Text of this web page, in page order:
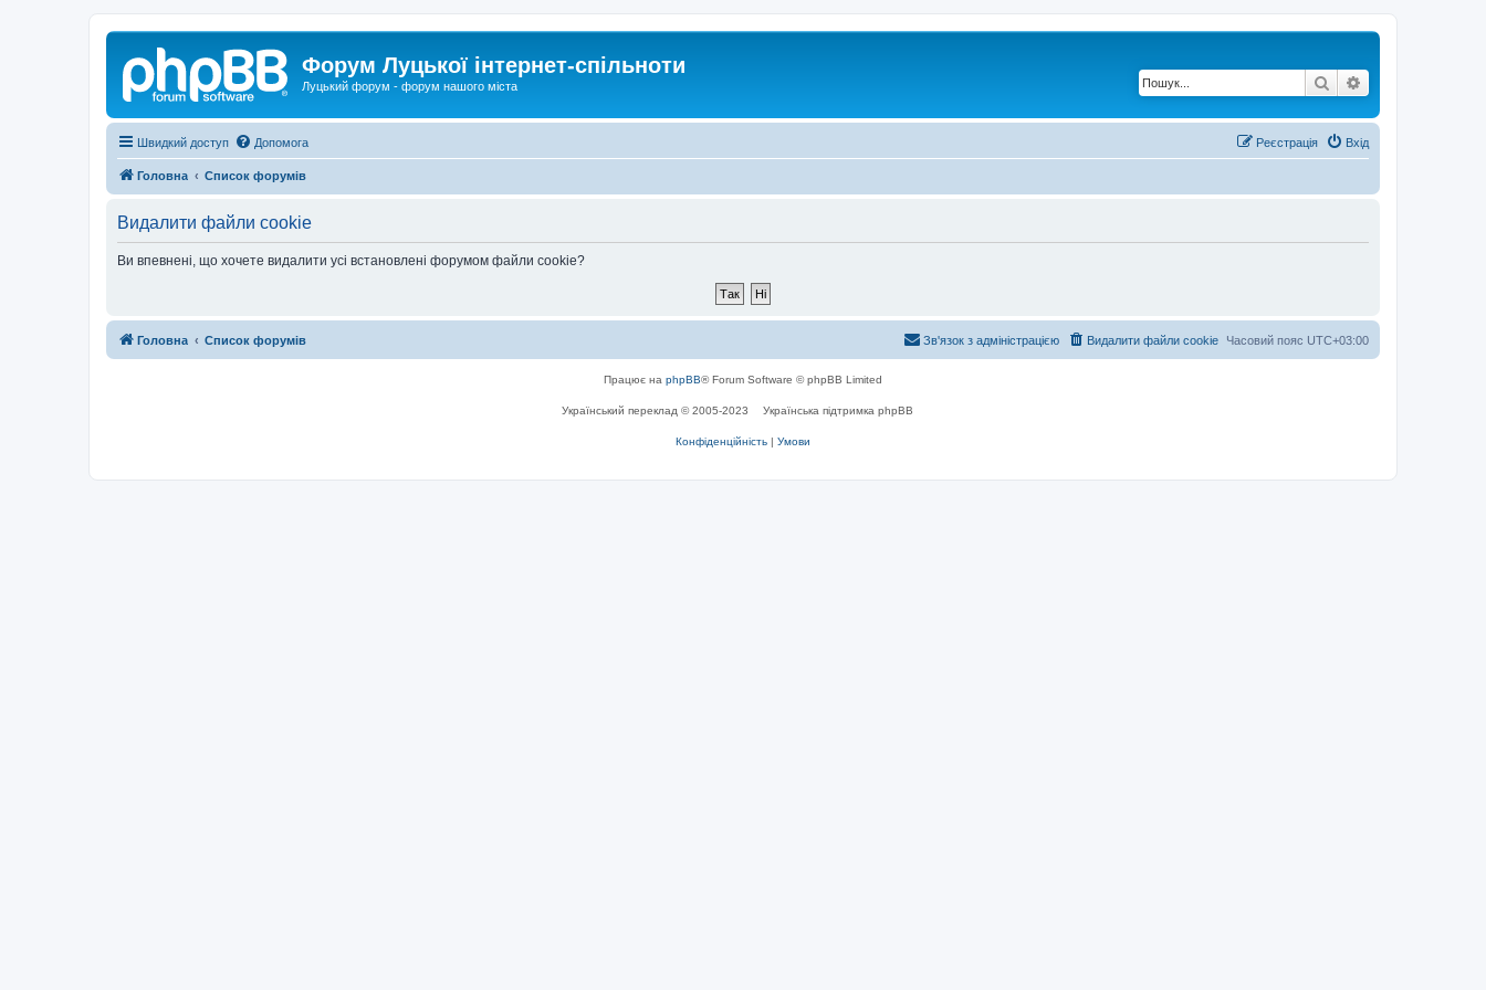
Форум Луцької інтернет-спільноти
Луцький форум - форум нашого міста Пошук
Швидкий доступ Допомога Вхід
Реєстрація
Головна Список форумів
Видалити файли cookie
Ви впевнені, що хочете видалити усі встановлені форумом файли cookie?
Головна Список форумів Часовий пояс UTC+03:00
Видалити файли cookie
Зв'язок з адміністрацією
Працює на phpBB® Forum Software © phpBB Limited
Український переклад © 2005-2023 Українська підтримка phpBB
Конфіденційність | Умови